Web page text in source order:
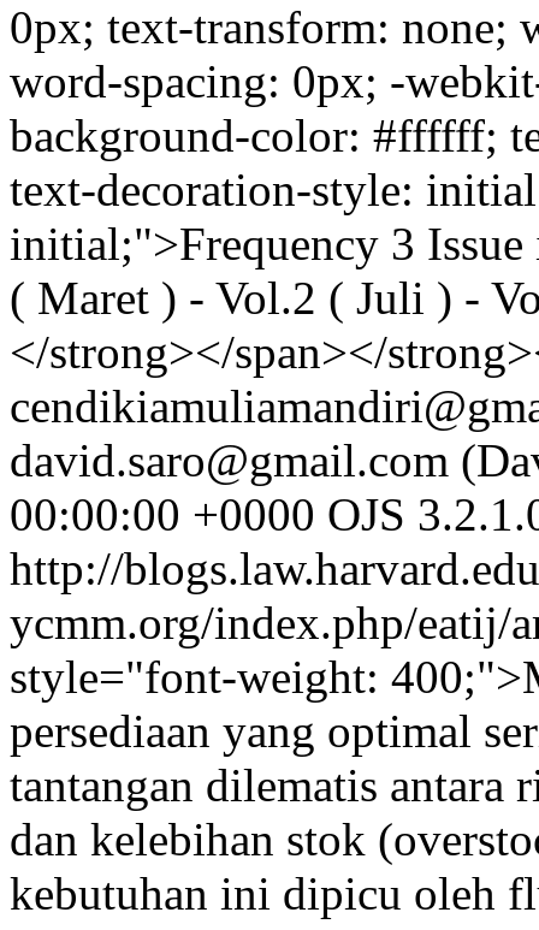
0px; text-transform: none;
word-spacing: 0px; -
background-color: #ffffff;
text-decoration-style:
initial;">Frequency 3
( Maret ) - Vol.2 ( Juli ) -
</strong></span></
david.saro@gmail.com
00:00:00 +0000 OJS
http://
ycmm.org/index.php/eatij/
style="font-weight:
persediaan yang optimal
tantangan dilematis antara
dan kelebihan stok
kebutuhan ini dipicu oleh